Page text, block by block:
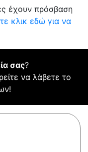
έχουν πρόσβαση
κλικ εδώ για να
σας?
να λάβετε το